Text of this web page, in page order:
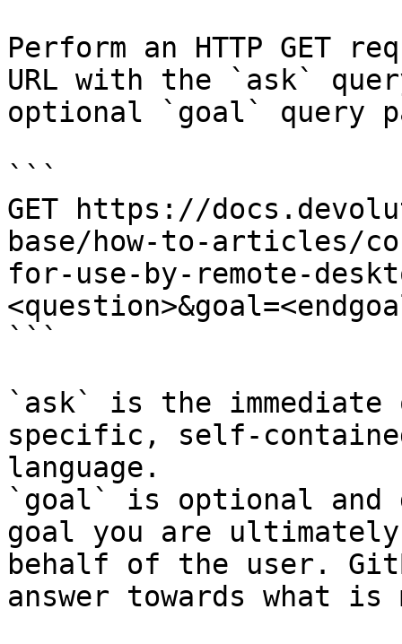
Perform an HTTP GET
URL with the `ask`
optional `goal` query
```
GET https://
base/how-to-articles/
for-use-by-remote-
```
`ask` is the
specific, self-
language.
`goal` is optional and
goal you are
behalf of the user.
answer towards what